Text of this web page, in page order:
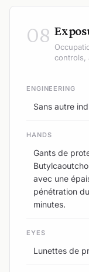
08
controls,
ENGINEERING
Sans autre
HANDS
Gants de
avec une
pénétration
minutes.
EYES
Lunettes de